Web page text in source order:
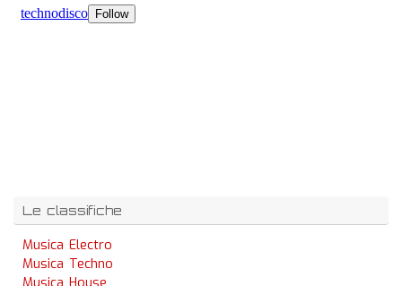
Le classifiche
Musica Electro
Musica Techno